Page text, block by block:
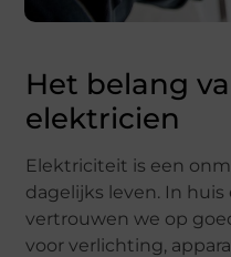
Het belang
elektricien
Elektriciteit is een
dagelijks leven. In
vertrouwen we op
voor verlichting,